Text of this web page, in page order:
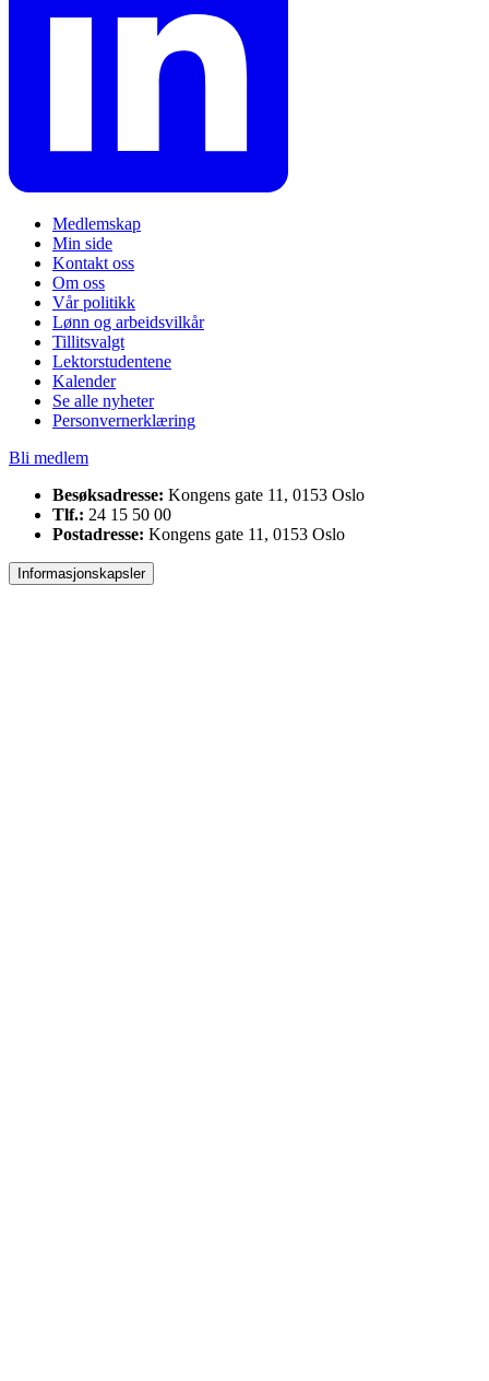
Medlemskap
Min side
Kontakt oss
Om oss
Vår politikk
Lønn og arbeidsvilkår
Tillitsvalgt
Lektorstudentene
Kalender
Se alle nyheter
Personvernerklæring
Bli medlem
Besøksadresse: Kongens gate 11, 0153 Oslo
Tlf.: 24 15 50 00
Postadresse: Kongens gate 11, 0153 Oslo
Informasjonskapsler